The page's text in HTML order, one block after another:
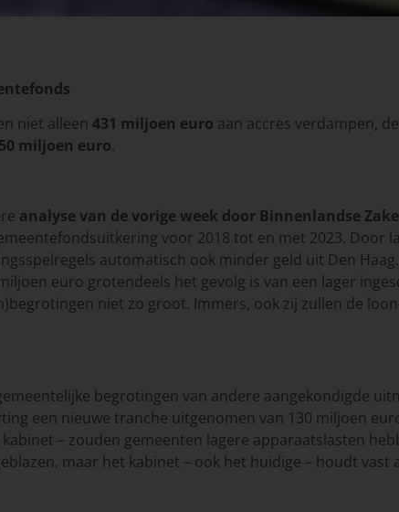
niet alleen 431 miljoen euro aan accres verdampen,
miljoen euro.
analyse van de vorige week door Binnenlandse
voor 2018 tot en met 2023. Door
automatisch ook minder geld uit Den
euro grotendeels het gevolg is van een lager
niet zo groot. Immers, ook zij zullen de
begrotingen van andere aangekondigde
een nieuwe tranche uitgenomen van 130 miljoen
– zouden gemeenten lagere apparaatslasten
maar het kabinet – ook het huidige – houdt vast